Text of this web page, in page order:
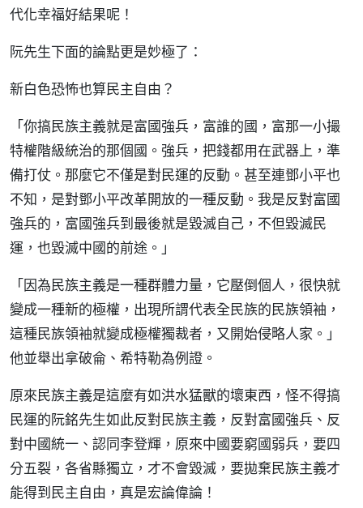
代化幸福好結果呢！
阮先生下面的論點更是妙極了：
新白色恐怖也算民主自由？
「你搞民族主義就是富國強兵，富誰的國，富那一小撮
特權階級統治的那個國。強兵，把錢都用在武器上，準
備打仗。那麼它不僅是對民運的反動。甚至連鄧小平也
不知，是對鄧小平改革開放的一種反動。我是反對富國
強兵的，富國強兵到最後就是毀滅自己，不但毀滅民
運，也毀滅中國的前途。」
「因為民族主義是一種群體力量，它壓倒個人，很快就
變成一種新的極權，出現所謂代表全民族的民族領袖，
這種民族領袖就變成極權獨裁者，又開始侵略人家。」
他並舉出拿破侖、希特勒為例證。
原來民族主義是這麼有如洪水猛獸的壞東西，怪不得搞
民運的阮銘先生如此反對民族主義，反對富國強兵、反
對中國統一、認同李登輝，原來中國要窮國弱兵，要四
分五裂，各省縣獨立，才不會毀滅，要拋棄民族主義才
能得到民主自由，真是宏論偉論！